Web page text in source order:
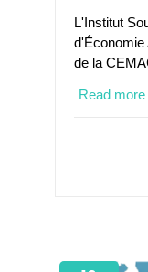
L'Institut
d'Économie
de la
Read more